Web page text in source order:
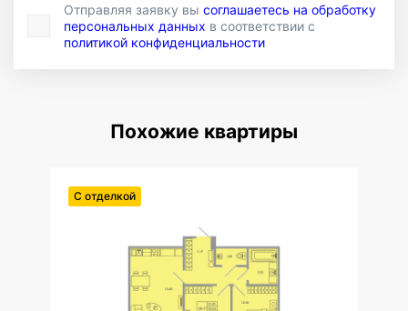
Отправляя заявку вы соглашаетесь на обработку
персональных данных в соответствии с
политикой конфиденциальности
Похожие квартиры
С отделкой